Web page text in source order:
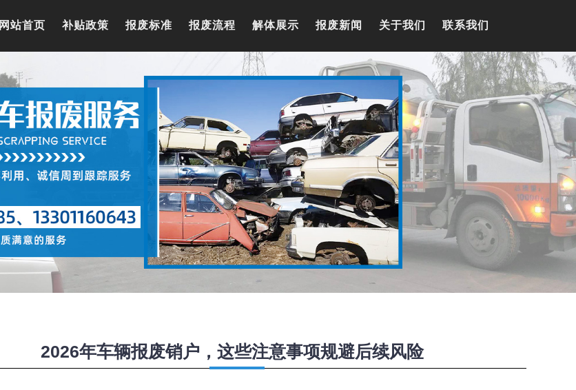
网站首页 补贴政策 报废标准 报废流程 解体展示 报废新闻 关于我们 联系我们
2026年车辆报废销户，这些注意事项规避后续风险